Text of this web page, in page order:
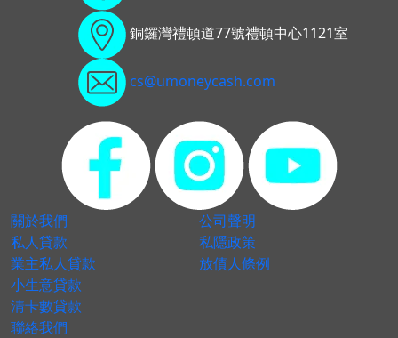
銅鑼灣禮頓道77號禮頓中心1121室
cs@umoneycash.com
關於我們
私人貸款
業主私人貸款
小生意貸款
清卡數貸款
聯絡我們
公司聲明
私隱政策
放債人條例